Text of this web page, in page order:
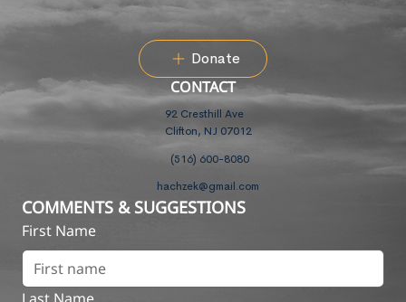
Donate
CONTACT
92 Cresthill Ave
Clifton, NJ 07012
(516) 600-8080
hachzek@gmail.com
COMMENTS & SUGGESTIONS
First Name